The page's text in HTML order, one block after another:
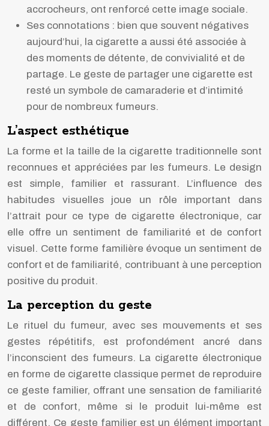
accrocheurs, ont renforcé cette image sociale.
Ses connotations : bien que souvent négatives
aujourd’hui, la cigarette a aussi été associée à
des moments de détente, de convivialité et de
partage. Le geste de partager une cigarette est
resté un symbole de camaraderie et d’intimité
pour de nombreux fumeurs.
L’aspect esthétique
La forme et la taille de la cigarette traditionnelle sont
reconnues et appréciées par les fumeurs. Le design
est simple, familier et rassurant. L’influence des
habitudes visuelles joue un rôle important dans
l’attrait pour ce type de cigarette électronique, car
elle offre un sentiment de familiarité et de confort
visuel. Cette forme familière évoque un sentiment de
confort et de familiarité, contribuant à une perception
positive du produit.
La perception du geste
Le rituel du fumeur, avec ses mouvements et ses
gestes répétitifs, est profondément ancré dans
l’inconscient des fumeurs. La cigarette électronique
en forme de cigarette classique permet de reproduire
ce geste familier, offrant une sensation de familiarité
et de confort, même si le produit lui-même est
différent. Ce geste familier est un élément important